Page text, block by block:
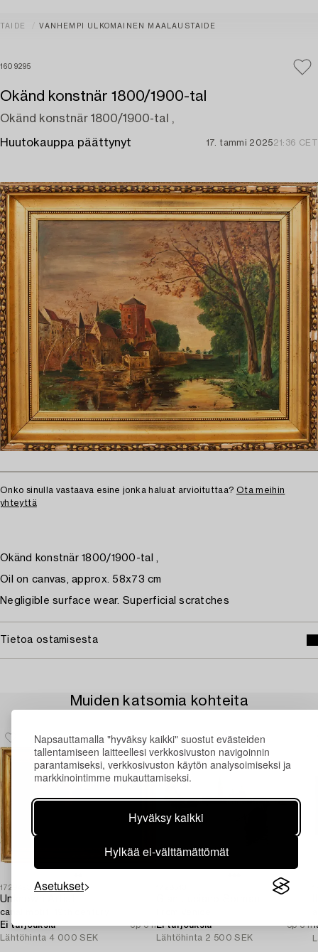
Napsauttamalla "hyväksy kaikki" suostut evästeiden
tallentamiseen laitteellesi verkkosivuston navigoinnin
parantamiseksi, verkkosivuston käytön analysoimiseksi ja
markkinointimme mukauttamiseksi.
Hyväksy kaikki
Hylkää ei-välttämättömät
Asetukset
TAIDE VANHEMPI ULKOMAINEN MAALAUSTAIDE
1609295
Okänd konstnär 1800/1900-tal
Okänd konstnär 1800/1900-tal ,
Huutokauppa päättynyt 17. tammi 202521:36 CET
Onko sinulla vastaava esine jonka haluat arvioituttaa? Ota meihin
yhteyttä
Okänd konstnär 1800/1900-tal ,
Oil on canvas, approx. 58x73 cm
Negligible surface wear. Superficial scratches
Tietoa ostamisesta
Muiden katsomia kohteita
1729493
Unknown Artist,
canal motif, 19th century.
Ei tarjouksia
6p 3 h
Lähtöhinta 4 000 SEK
Ei tarjouksia
5p 3 h
Lähtöhinta 2 500 SEK